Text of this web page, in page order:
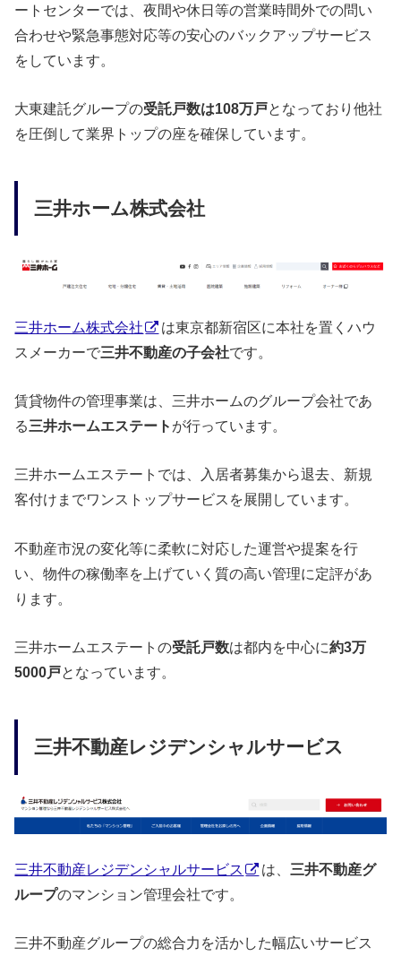
ートセンターでは、夜間や休日等の営業時間外での問い
合わせや緊急事態対応等の安心のバックアップサービス
をしています。
大東建託グループの受託戸数は108万戸となっており他社
を圧倒して業界トップの座を確保しています。
三井ホーム株式会社
三井ホーム株式会社
は東京都新宿区に本社を置くハウ
スメーカーで三井不動産の子会社です。
賃貸物件の管理事業は、三井ホームのグループ会社であ
る三井ホームエステート が行っています。
三井ホームエステートでは、入居者募集から退去、新規
客付けまでワンストップサービスを展開しています。
不動産市況の変化等に柔軟に対応した運営や提案を行
い、物件の稼働率を上げていく質の高い管理に定評があ
ります。
三井ホームエステートの受託戸数は都内を中心に約3万
5000戸となっています。
三井不動産レジデンシャルサービス
三井不動産レジデンシャルサービス は、 三井不動産グ
ループのマンション管理会社です。
三井不動産グループの総合力を活かした幅広いサービス